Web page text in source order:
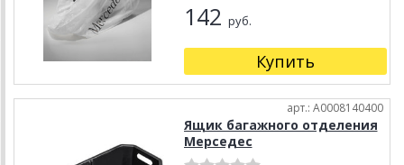
142 руб.
Купить
арт.: A0008140400
Ящик багажного отделения
Мерседес